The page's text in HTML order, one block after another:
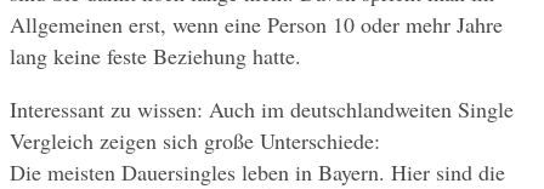
Allgemeinen erst, wenn eine Person 10 oder mehr Jahre
lang keine feste Beziehung hatte.
Interessant zu wissen: Auch im deutschlandweiten Single
Vergleich zeigen sich große Unterschiede:
Die meisten Dauersingles leben in Bayern. Hier sind die